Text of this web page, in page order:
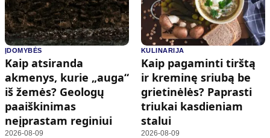
ĮDOMYBĖS
Kaip atsiranda
akmenys, kurie „auga“
iš žemės? Geologų
paaiškinimas
neįprastam reginiui
2026-08-09
KULINARIJA
Kaip pagaminti tirštą
ir kreminę sriubą be
grietinėlės? Paprasti
triukai kasdieniam
stalui
2026-08-09